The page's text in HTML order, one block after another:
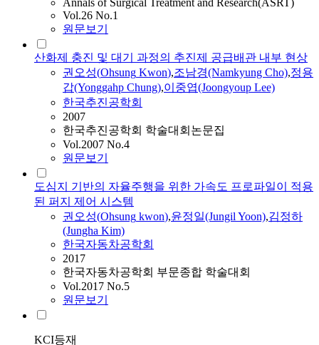
Annals of Surgical Treatment and Research(ASRT)
Vol.26 No.1
원문보기
산화제 충진 및 대기 과정의 추진제 공급배관 내부 현상
권오성(Ohsung Kwon),조남경(Namkyung Cho),정용
갑(Yonggahp Chung),이중엽(Joongyoup Lee)
한국추진공학회
2007
한국추진공학회 학술대회논문집
Vol.2007 No.4
원문보기
도심지 기반의 자율주행을 위한 가속도 프로파일이 적용
된 퍼지 제어 시스템
권오성(Ohsung kwon),윤정일(Jungil Yoon),김정하
(Jungha Kim)
한국자동차공학회
2017
한국자동차공학회 부문종합 학술대회
Vol.2017 No.5
원문보기
KCI등재